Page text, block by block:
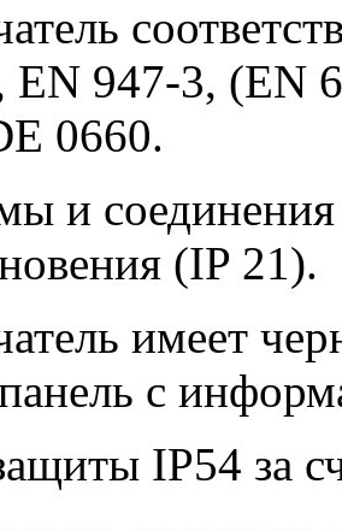
EN 947-3, (EN
0660.
и
(IP 21).
имеет
с
IP54 за